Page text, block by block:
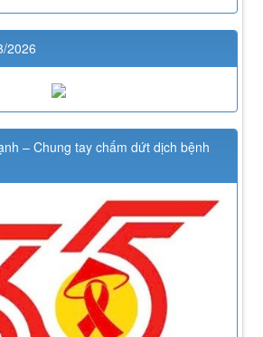
2026
– Chung tay chấm dứt dịch bệnh